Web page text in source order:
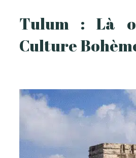
Tulum : Là
Culture